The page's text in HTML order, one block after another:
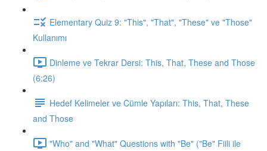
Elementary Quiz 9: "This", "That", "These" ve "Those"
Kullanımı
Dinleme ve Tekrar Dersi: This, That, These and Those
(6:26)
Hedef Kelimeler ve Cümle Yapıları: This, That, These
and Those
"Who" and "What" Questions with "Be" ("Be" Fiili ile